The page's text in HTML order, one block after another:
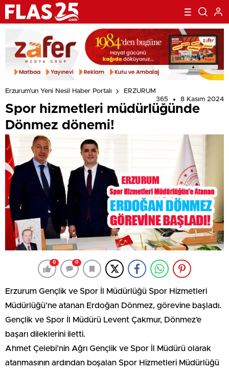
Erzurum'un Yeni Nesil Haber Portalı
ERZURUM
365
8 Kasım 2024
Spor hizmetleri müdürlüğünde
Dönmez dönemi!
0 0
Erzurum Gençlik ve Spor İl Müdürlüğü Spor Hizmetleri
Müdürlüğü’ne atanan Erdoğan Dönmez, görevine başladı.
Gençlik ve Spor İl Müdürü Levent Çakmur, Dönmez’e
başarı dileklerini iletti.
Ahmet Çelebi’nin Ağrı Gençlik ve Spor İl Müdürü olarak
atanmasının ardından boşalan Spor Hizmetleri Müdürlüğü